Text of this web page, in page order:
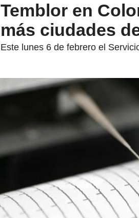
Temblor en
más ciudades
Este lunes 6 de febrero el